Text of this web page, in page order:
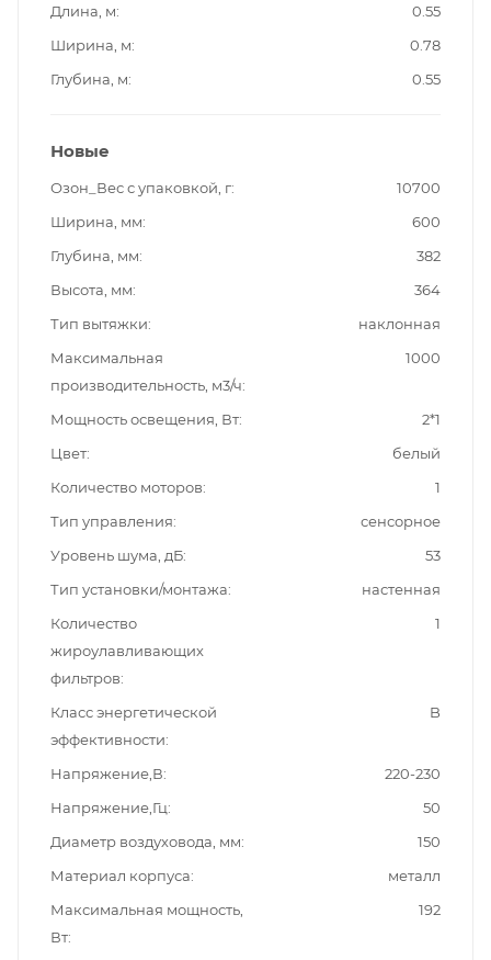
Длина, м
0.55
Ширина, м
0.78
Глубина, м
0.55
Новые
Озон_Вес с упаковкой, г
10700
Ширина, мм
600
Глубина, мм
382
Высота, мм
364
Тип вытяжки
наклонная
Максимальная
производительность, м3/ч
1000
Мощность освещения, Вт
2*1
Цвет
белый
Количество моторов
1
Тип управления
сенсорное
Уровень шума, дБ
53
Тип установки/монтажа
настенная
Количество
жироулавливающих
фильтров
1
Класс энергетической
эффективности
B
Напряжение,В
220-230
Напряжение,Гц
50
Диаметр воздуховода, мм
150
Материал корпуса
металл
Максимальная мощность,
Вт
192